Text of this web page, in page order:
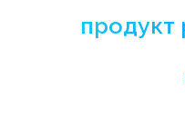
продукт